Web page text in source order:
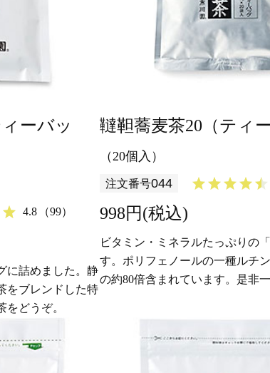
ーバッ
4.8 （99）
に詰めました。静
をブレンドした特
どうぞ。
韃靼蕎麦茶20（ティ
（20個入）
注文番号044
998円(税込)
ビタミン・ミネラルたっぷりの
す。ポリフェノールの一種ルチ
の約80倍含まれています。是非